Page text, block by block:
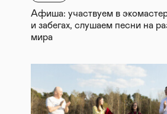
Афиша: участвуем в
и забегах, слушаем песни на
мира